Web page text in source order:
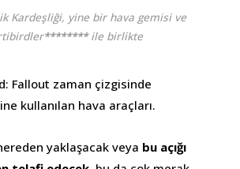
Kardeşliği, yine bir hava gemisi ve
********ile birlikte
Fallout zaman çizgisinde
kullanılan hava araçları.
yaklaşacak veya bu açığı